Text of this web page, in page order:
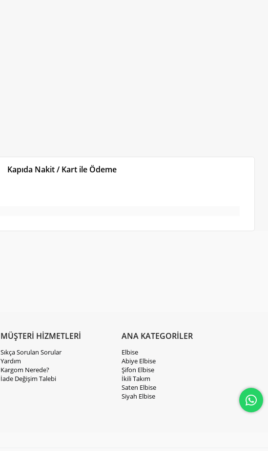
Kapıda Nakit / Kart ile Ödeme
MÜŞTERİ HİZMETLERİ
Sıkça Sorulan Sorular
Yardım
Kargom Nerede?
İade Değişim Talebi
ANA KATEGORİLER
Elbise
Abiye Elbise
Şifon Elbise
İkili Takım
Saten Elbise
Siyah Elbise